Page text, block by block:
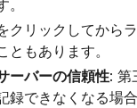
クリックしてから
ともあります。
ーバーの信頼性: 第
録できなくなる場合